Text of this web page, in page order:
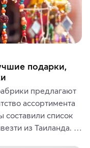
подарки,
предлагают
ассортимента
список
из Таиланда.